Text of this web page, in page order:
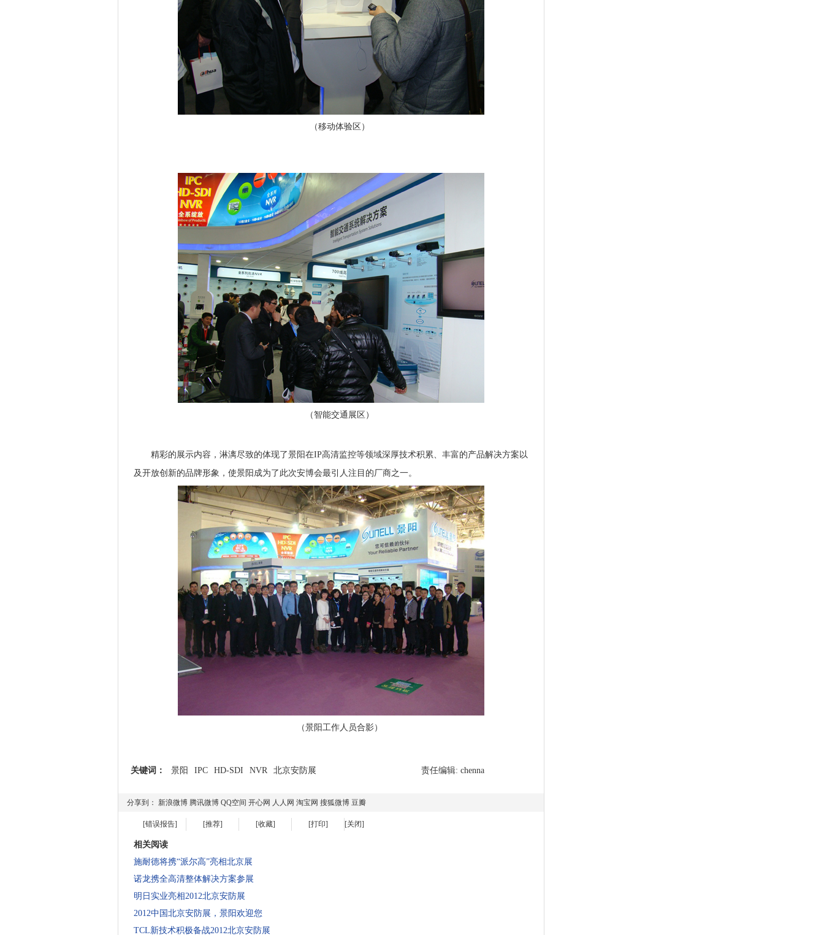
（移动体验区）
（智能交通展区）
精彩的展示内容，淋漓尽致的体现了景阳在IP高清监控等领域深厚技术积累、丰富的产品解决方案以
及开放创新的品牌形象，使景阳成为了此次安博会最引人注目的厂商之一。
（景阳工作人员合影）
关键词： 景阳 IPC HD-SDI NVR 北京安防展 责任编辑: chenna
分享到： 新浪微博 腾讯微博 QQ空间 开心网 人人网 淘宝网 搜狐微博 豆瓣
[错误报告] [推荐] [收藏] [打印] [关闭]
相关阅读
施耐德将携“派尔高”亮相北京展
诺龙携全高清整体解决方案参展
明日实业亮相2012北京安防展
2012中国北京安防展，景阳欢迎您
TCL新技术积极备战2012北京安防展